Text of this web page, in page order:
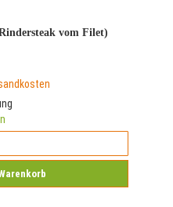
vom Filet)